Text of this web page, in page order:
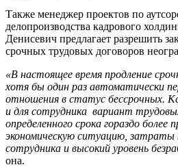
Также менеджер проектов по
делопроизводства кадрового
Денисевич предлагает разрешить
срочных трудовых договоров
«В настоящее время продление
хотя бы один раз автоматически
отношения в статус бессрочных.
и для сотрудника вариант
определенного срока гораздо более
экономическую ситуацию, затраты
сотрудника и высокий уровень
она.